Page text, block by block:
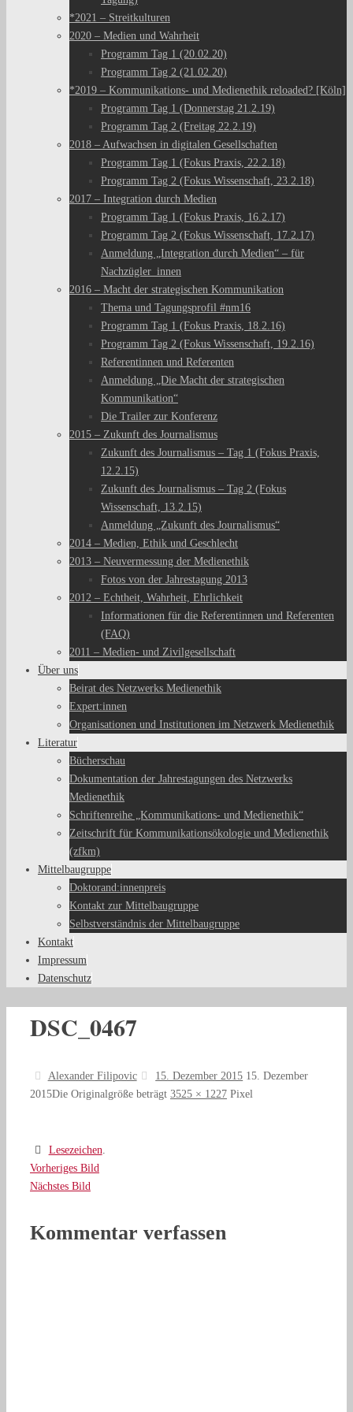
*2021 – Streitkulturen
2020 – Medien und Wahrheit
Programm Tag 1 (20.02.20)
Programm Tag 2 (21.02.20)
*2019 – Kommunikations- und Medienethik reloaded? [Köln]
Programm Tag 1 (Donnerstag 21.2.19)
Programm Tag 2 (Freitag 22.2.19)
2018 – Aufwachsen in digitalen Gesellschaften
Programm Tag 1 (Fokus Praxis, 22.2.18)
Programm Tag 2 (Fokus Wissenschaft, 23.2.18)
2017 – Integration durch Medien
Programm Tag 1 (Fokus Praxis, 16.2.17)
Programm Tag 2 (Fokus Wissenschaft, 17.2.17)
Anmeldung „Integration durch Medien“ – für
Nachzügler_innen
2016 – Macht der strategischen Kommunikation
Thema und Tagungsprofil #nm16
Programm Tag 1 (Fokus Praxis, 18.2.16)
Programm Tag 2 (Fokus Wissenschaft, 19.2.16)
Referentinnen und Referenten
Anmeldung „Die Macht der strategischen
Kommunikation“
Die Trailer zur Konferenz
2015 – Zukunft des Journalismus
Zukunft des Journalismus – Tag 1 (Fokus Praxis,
12.2.15)
Zukunft des Journalismus – Tag 2 (Fokus
Wissenschaft, 13.2.15)
Anmeldung „Zukunft des Journalismus“
2014 – Medien, Ethik und Geschlecht
2013 – Neuvermessung der Medienethik
Fotos von der Jahrestagung 2013
2012 – Echtheit, Wahrheit, Ehrlichkeit
Informationen für die Referentinnen und Referenten
(FAQ)
2011 – Medien- und Zivilgesellschaft
Über uns
Beirat des Netzwerks Medienethik
Expert:innen
Organisationen und Institutionen im Netzwerk Medienethik
Literatur
Bücherschau
Dokumentation der Jahrestagungen des Netzwerks
Medienethik
Schriftenreihe „Kommunikations- und Medienethik“
Zeitschrift für Kommunikationsökologie und Medienethik
(zfkm)
Mittelbaugruppe
Doktorand:innenpreis
Kontakt zur Mittelbaugruppe
Selbstverständnis der Mittelbaugruppe
Kontakt
Impressum
Datenschutz
DSC_0467
Alexander Filipovic 15. Dezember 2015 15. Dezember
2015Die Originalgröße beträgt 3525 × 1227 Pixel
Lesezeichen
Vorheriges Bild
Nächstes Bild
Kommentar verfassen